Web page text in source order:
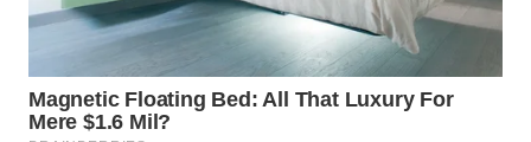
WAHANA
WAHANA
ADVOKAT